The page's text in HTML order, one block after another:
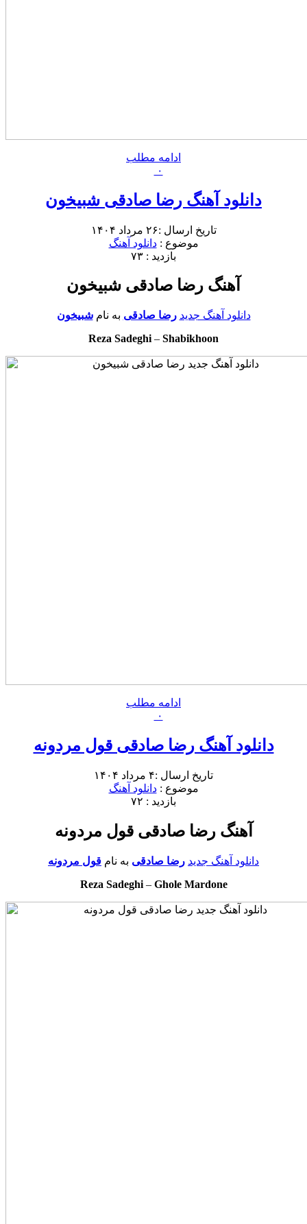
ادامه مطلب
۰
دانلود آهنگ رضا صادقی شبیخون
تاریخ ارسال :۲۶ مرداد ۱۴۰۴
موضوع :دانلود آهنگ
بازدید : ۷۳
آهنگ رضا صادقی شبیخون
دانلود آهنگ جدید رضا صادقی به نامشبیخون
Reza Sadeghi – Shabikhoon
ادامه مطلب
۰
دانلود آهنگ رضا صادقی قول مردونه
تاریخ ارسال :۴ مرداد ۱۴۰۴
موضوع :دانلود آهنگ
بازدید : ۷۲
آهنگ رضا صادقی قول مردونه
دانلود آهنگ جدید رضا صادقی به نام قول مردونه
Reza Sadeghi– Ghole Mardone